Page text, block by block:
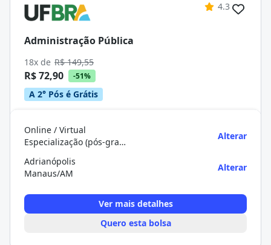
4.3
Administração Pública
18x de R$ 149,55
R$ 72,90 -51%
A 2° Pós é Grátis
Online / Virtual
Especialização (pós-graduação)
Alterar
Adrianópolis
Manaus/AM
Alterar
Ver mais detalhes
Quero esta bolsa